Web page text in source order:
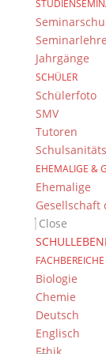
Jahrgänge
SCHÜLER
Schülerfoto
SMV
Tutoren
EHEMALIGE &
Ehemalige
Gesellschaft
Close
SCHULLEBEN
FACHBEREICHE
Biologie
Chemie
Deutsch
Englisch
Suche